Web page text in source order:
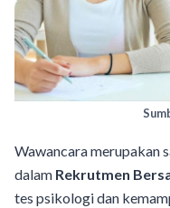
Wawancara merupakan
dalam Rekrutmen
tes psikologi dan